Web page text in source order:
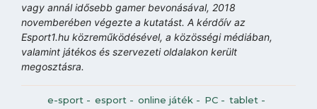
vagy annál idősebb gamer bevonásával, 2018
novemberében végezte a kutatást. A kérdőív az
Esport1.hu közreműködésével, a közösségi médiában,
valamint játékos és szervezeti oldalakon került
megosztásra.
e-sport - esport - online játék - PC - tablet -